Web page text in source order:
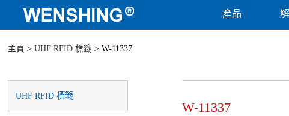
產品
主頁 >UHF RFID 標籤 > W-11337
UHF RFID 標籤
W-11337